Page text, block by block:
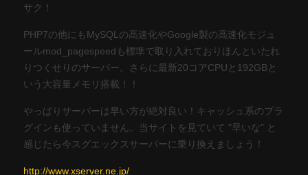
サク！
PHP7の他にもMySQLの高速化やGoogle製の高速化モジュ
ールmod_pagespeedも標準で取り入れておりほんといたれ
りつくせりのサーバー。さらに最新20コアCPUと192GBと
いう大容量メモリ搭載！！
やっぱりサーバーは早い方が絶対良い！キャッシュ系のプラ
グインも使っていません。当サイトを見ていて "早いな" と
感じたら今スグエックスサーバーに乗り換えましょう！
http://www.xserver.ne.jp/